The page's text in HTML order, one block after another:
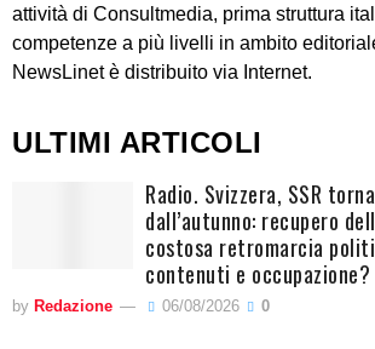
attività di Consultmedia, prima struttura
competenze a più livelli in ambito
NewsLinet è distribuito via Internet.
ULTIMI ARTICOLI
Radio. Svizzera, SSR
dall’autunno: recupero
costosa retromarcia
contenuti e occupazione?
by Redazione 06/08/2026 0